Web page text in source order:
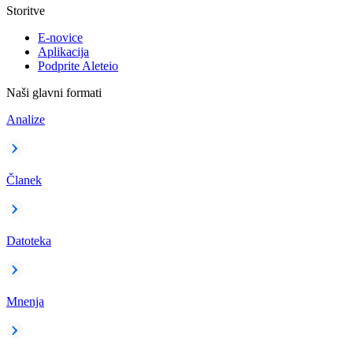
Storitve
E-novice
Aplikacija
Podprite Aleteio
Naši glavni formati
Analize
Članek
Datoteka
Mnenja